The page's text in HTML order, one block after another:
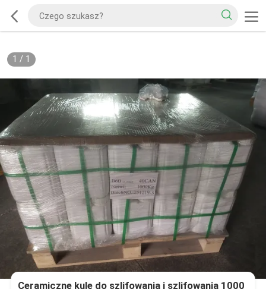
1 / 1
Ceramiczne kule do szlifowania i szlifowania 1000